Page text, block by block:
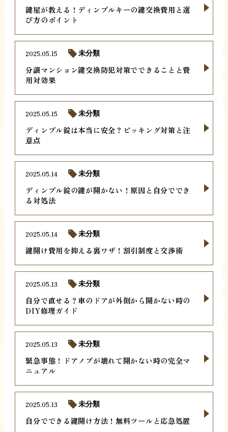
鍵屋が教える！ディンプルキーの鍵交換費用と選
び方のポイント
分譲マンション鍵交換防犯対策でできることと費
用対効果
2025.05.15 未分類
ディンプル錠は本当に安全？ピッキング対策と注
意点
2025.05.15 未分類
ディンプル錠の鍵が開かない！原因と自分ででき
る対処法
2025.05.14 未分類
鍵開け費用を抑える裏ワザ！割引制度と交渉術
2025.05.14 未分類
自分で直せる？車のドアが外側から開かない時の
DIY修理ガイド
2025.05.13 未分類
緊急事態！ドアノブが壊れて開かない時の完全マ
ニュアル
2025.05.13 未分類
自分でできる鍵開け方法！無料ツールと応急処置
2025.05.13 未分類